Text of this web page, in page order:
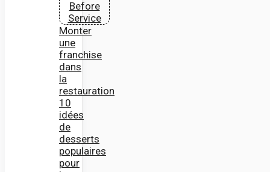
Monter
une
franchise
dans
la
restauration
10
idées
de
desserts
populaires
pour